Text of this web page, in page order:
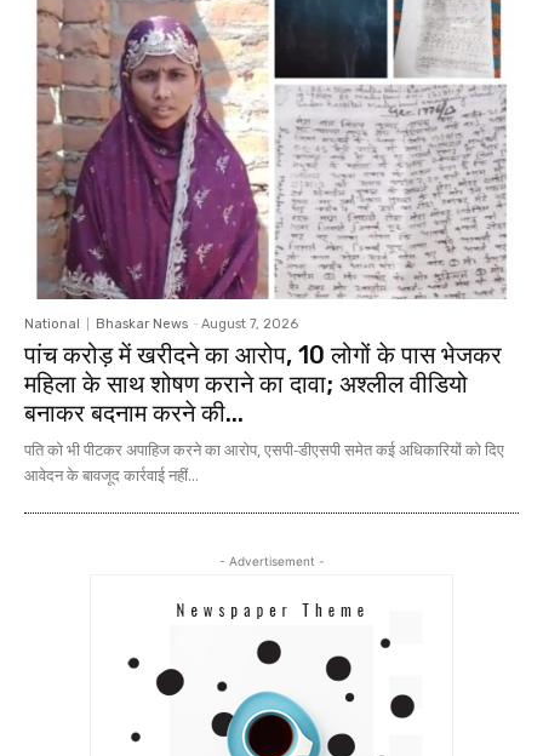
National Bhaskar News - August 7, 2026
पांच करोड़ में खरीदने का आरोप, 10 लोगों के पास भेजकर
महिला के साथ शोषण कराने का दावा; अश्लील वीडियो
बनाकर बदनाम करने की...
पति को भी पीटकर अपाहिज करने का आरोप, एसपी-डीएसपी समेत कई अधिकारियों को दिए
आवेदन के बावजूद कार्रवाई नहीं...
- Advertisement -